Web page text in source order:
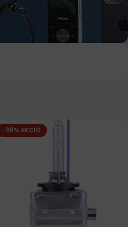
-36% AKCIÓ